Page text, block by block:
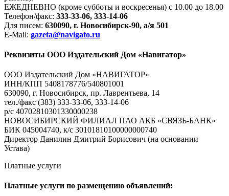
ЕЖЕДНЕВНО (кроме субботы и воскресенья) с 10.00 до 18.00
Телефон/факс: 333-33-06, 333-14-06
Для писем: 630090, г. Новосибирск-90, а/я 501
E-Mail: gazeta@navigato.ru
Реквизиты ООО Издательский Дом «Навигатор»
ООО Издательский Дом «НАВИГАТОР»
ИНН/КПП 5408178776/540801001
630090, г. Новосибирск, пр. Лаврентьева, 14
тел./факс (383) 333-33-06, 333-14-06
р/с 40702810301330000238
НОВОСИБИРСКИЙ ФИЛИАЛ ПАО АКБ «СВЯЗЬ-БАНК»
БИК 045004740, к/с 30101810100000000740
Директор Данилин Дмитрий Борисович (на основании
Устава)
Платные услуги
Платные услуги по размещению объявлений: